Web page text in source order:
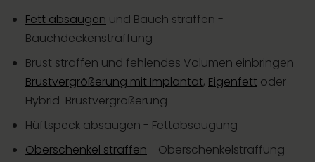
Fett absaugen und Bauch straffen -
Bauchdeckenstraffung
Brust straffen und fehlendes Volumen einbringen -
Brustvergrößerung mit Implantat, Eigenfett oder
Hybrid-Brustvergrößerung
Hüftspeck absaugen - Fettabsaugung
Oberschenkel straffen - Oberschenkelstraffung